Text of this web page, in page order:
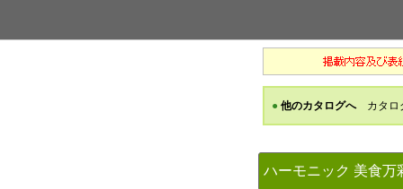
ハーモニック 美食